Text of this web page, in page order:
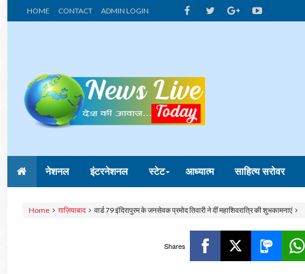
HOME CONTACT ADMIN LOGIN
नेशनल इंटरनेशनल स्टेट आध्यात्म साहित्य सरोवर
Home ग़ाज़ियाबाद वार्ड 79 इंदिरापुरम के जनसेवक प्रमोद तिवारी ने दीं महाशिवरात्रि की शुभकामनाएं
Shares